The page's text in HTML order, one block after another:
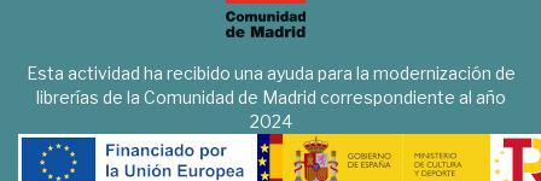
Esta actividad ha recibido una ayuda para la modernización de
librerías de la Comunidad de Madrid correspondiente al año
2024